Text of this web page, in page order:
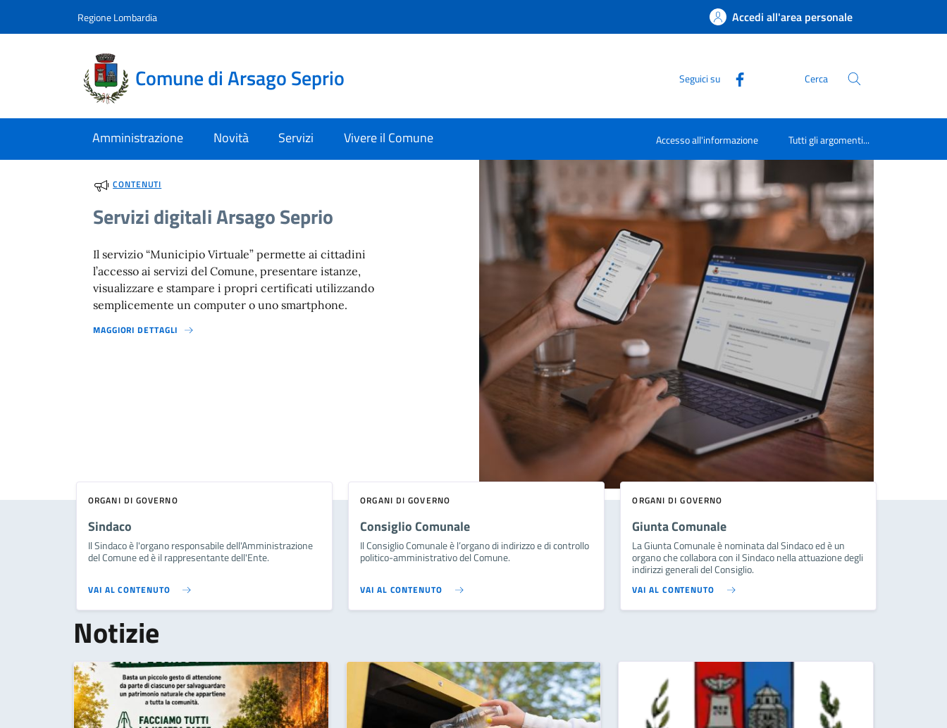
Regione Lombardia Accedi all'area personale
Comune di Arsago Seprio Seguici su Cerca
Amministrazione Novità Servizi Vivere il Comune Accesso all'informazione Tutti gli argomenti...
CONTENUTI
Servizi digitali Arsago Seprio
Il servizio “Municipio Virtuale” permette ai cittadini
l’accesso ai servizi del Comune, presentare istanze,
visualizzare e stampare i propri certificati utilizzando
semplicemente un computer o uno smartphone.
MAGGIORI DETTAGLI
ORGANI DI GOVERNO
Sindaco
Il Sindaco è l'organo responsabile dell'Amministrazione
del Comune ed è il rappresentante dell'Ente.
VAI AL CONTENUTO
ORGANI DI GOVERNO
Consiglio Comunale
Il Consiglio Comunale è l’organo di indirizzo e di controllo
politico-amministrativo del Comune.
VAI AL CONTENUTO
ORGANI DI GOVERNO
Giunta Comunale
La Giunta Comunale è nominata dal Sindaco ed è un
organo che collabora con il Sindaco nella attuazione degli
indirizzi generali del Consiglio.
VAI AL CONTENUTO
Notizie